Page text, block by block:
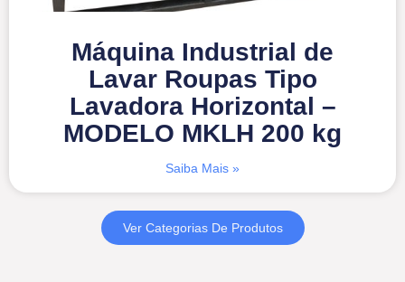
Máquina Industrial de
Lavar Roupas Tipo
Lavadora Horizontal –
MODELO MKLH 200 kg
Saiba Mais »
Ver Categorias De Produtos